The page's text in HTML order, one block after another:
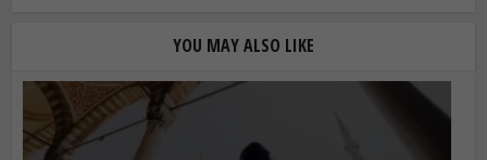
YOU MAY ALSO LIKE